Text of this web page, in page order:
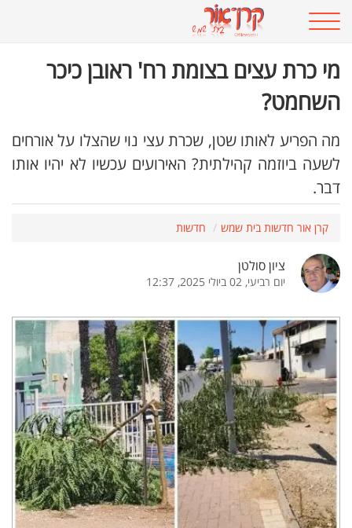
מי כרת עצים בצומת רח' ראובן כיכר
השחמט?
מה הפריע לאותו שטן, שכרת עצי נוי שהצלו על אורחים
לשעה ביוזמה קהילתית? האירועים עכשיו לא יהיו אותו
דבר.
קרן אור חדשות בית שמש חדשות
ציון סולטן
יום רביעי, 02 ביולי 2025, 12:37